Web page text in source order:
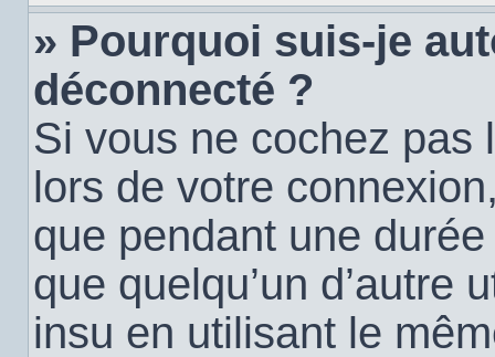
» Pourquoi suis-je
déconnecté ?
Si vous ne cochez
lors de votre
que pendant une
que quelqu’un d’autre
insu en utilisant le